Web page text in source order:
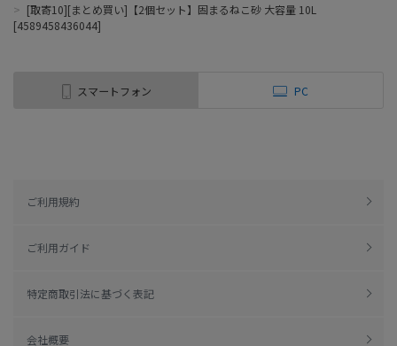
> [取寄10][まとめ買い]【2個セット】固まるねこ砂 大容量 10L
[4589458436044]
スマートフォン PC
ご利用規約
ご利用ガイド
特定商取引法に基づく表記
会社概要